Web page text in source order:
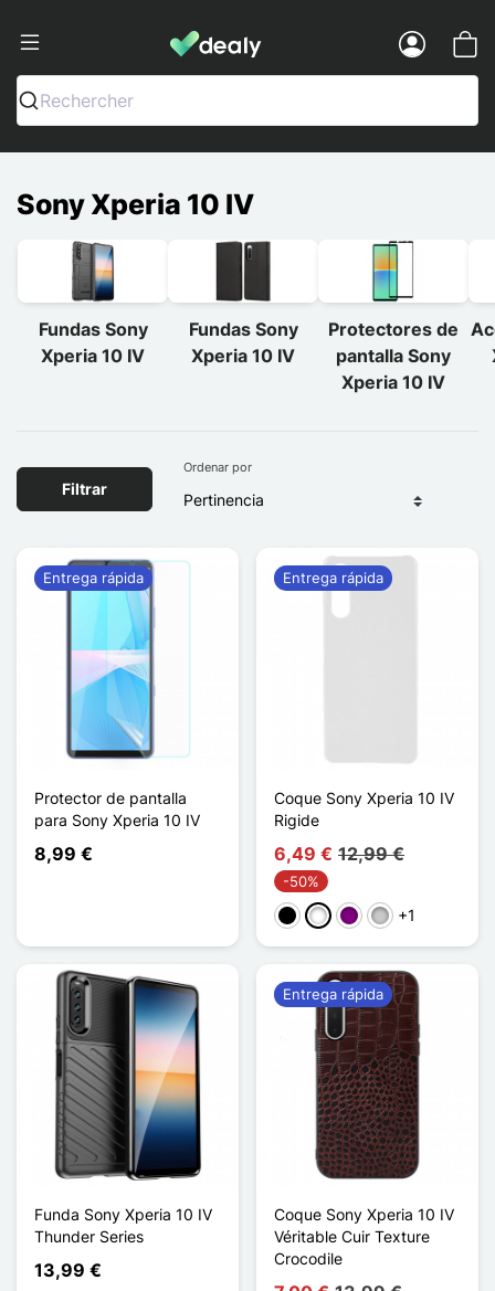
Dealy - Fundas y accesorios para
Rechercher
Sony Xperia 10 IV
Fundas Sony
Xperia 10 IV
Fundas Sony
Xperia 10 IV
Protectores de
pantalla Sony
Xperia 10 IV
Filtrar
Ordenar por
Protector de pantalla
para Sony Xperia 10 IV
8,99 €
Entrega rápida
Coque Sony Xperia 10 IV
Rigide
6,49 € 12,99 €
-50%
NegroBlancoPúrpuraTransparente
+1
Entrega rápida
Funda Sony Xperia 10 IV
Thunder Series
13,99 €
Coque Sony Xperia 10 IV
Véritable Cuir Texture
Crocodile
Entrega rápida